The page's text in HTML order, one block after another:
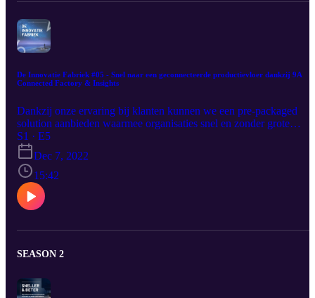
De Innovatie Fabriek #05 - Snel naar een geconnecteerde productievloer dankzij 9A
Connected Factory & Insights
Dankzij onze ervaring bij klanten kunnen we een pre-packaged
solution aanbieden waarmee organisaties snel en zonder grote
kopzorgen kunnen starten met een geconnecteerde productievloer.
S1 · E5
Dec 7, 2022
15:42
SEASON 2